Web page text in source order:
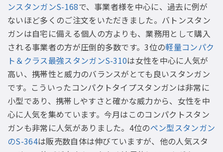
ンスタンガンS-168で、事業者様を中心に、過去に例が
ないほど多くのご注文をいただきました。バトンスタン
ガンは自宅に備える個人の方よりも、業務用として購入
される事業者の方が圧倒的多数です。3位の軽量コンパク
ト＆クラス最強スタンガンS-310は女性を中心に人気が
高い、携帯性と威力のバランスがとても良いスタンガン
です。こういったコンパクトタイプスタンガンは非常に
小型であり、携帯しやすさと確かな威力から、女性を中
心に人気を集めています。今月はこのコンパクトスタン
ガンも非常に人気がありました。4位のペン型スタンガン
のS-364は販売数自体は伸びていますが、他の人気スタ